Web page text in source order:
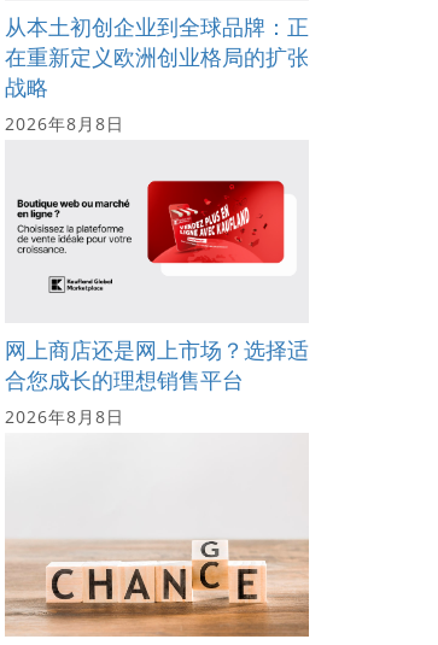
从本土初创企业到全球品牌：正
在重新定义欧洲创业格局的扩张
战略
2026年8月8日
网上商店还是网上市场？选择适
合您成长的理想销售平台
2026年8月8日